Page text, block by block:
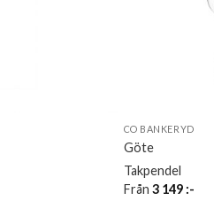
CO BANKERYD
Göte
Takpendel
Från 3 149 :-